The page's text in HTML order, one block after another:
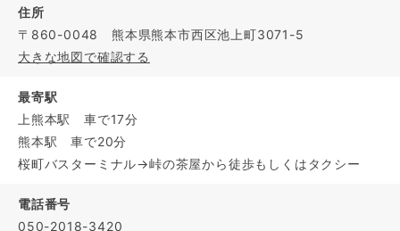
住所
〒860-0048 熊本県熊本市西区池上町3071-5
大きな地図で確認する
最寄駅
上熊本駅 車で17分
熊本駅 車で20分
桜町バスターミナル→峠の茶屋から徒歩もしくはタクシー
電話番号
050-2018-3420